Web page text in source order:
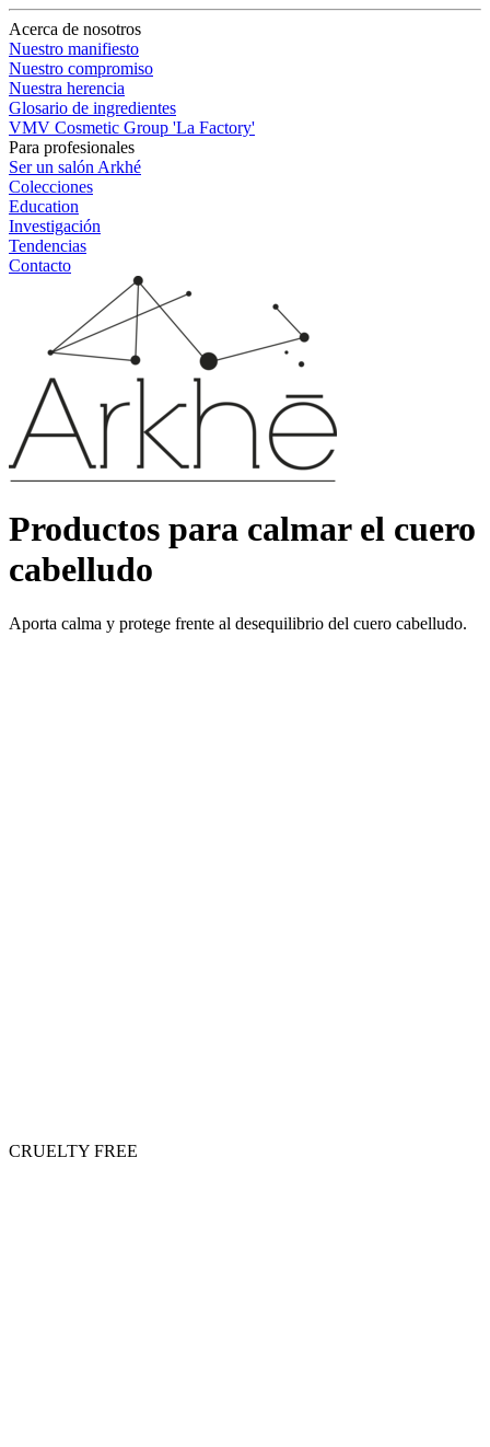
Acerca de nosotros
Nuestro manifiesto
Nuestro compromiso
Nuestra herencia
Glosario de ingredientes
VMV Cosmetic Group 'La Factory'
Para profesionales
Ser un salón Arkhé
Colecciones
Education
Investigación
Tendencias
Contacto
Productos para calmar el cuero
cabelludo
Aporta calma y protege frente al desequilibrio del cuero cabelludo.
CRUELTY FREE